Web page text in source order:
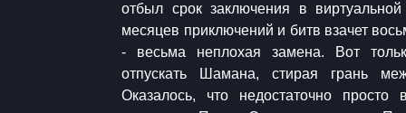
отбыл срок заключения в
месяцев приключений и битв взачет
- весьма неплохая замена. Вот
отпускать Шамана, стирая грань
Оказалось, что недостаточно
Путь Шамана. Шаг 6. Все только
Поиск Создателя Аудиокнига.